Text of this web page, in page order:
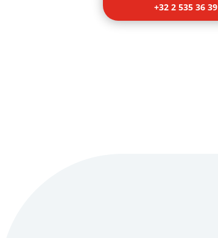
+32 2 535 36 39